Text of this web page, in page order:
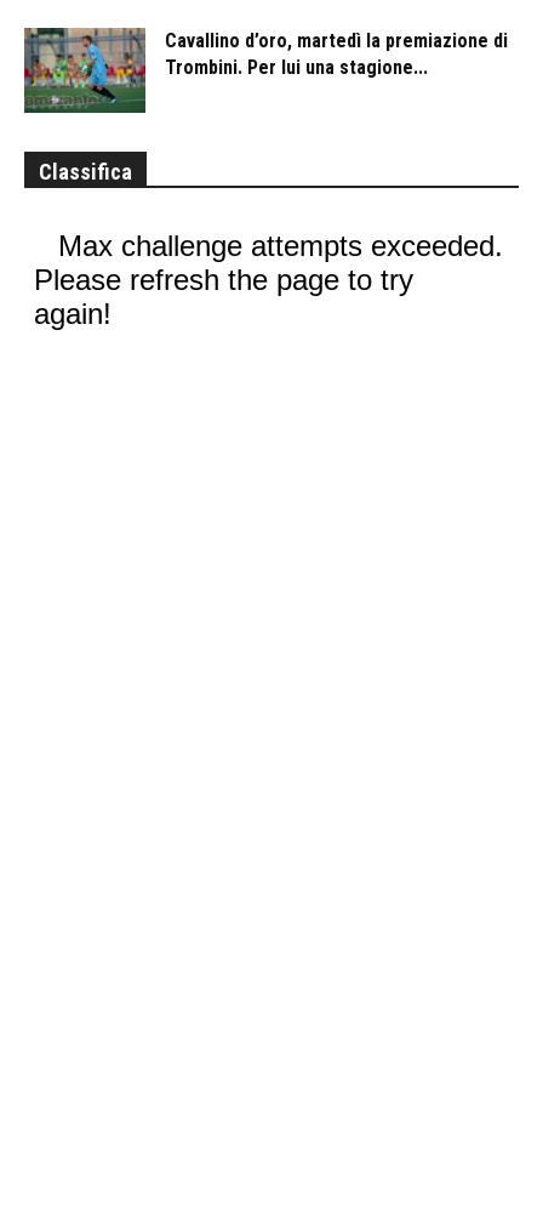
Cavallino d’oro, martedì la premiazione di
Trombini. Per lui una stagione...
Classifica